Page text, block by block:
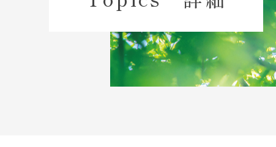
北杜学園 役員等名簿
Topics